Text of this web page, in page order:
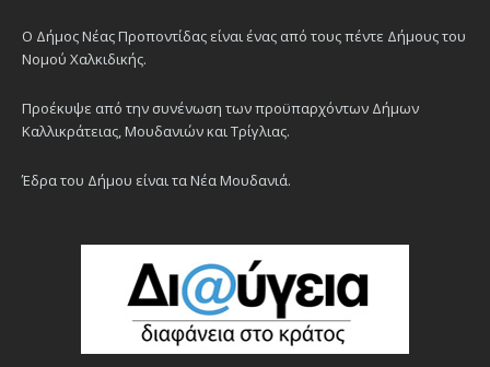
Ο Δήμος Νέας Προποντίδας είναι ένας από τους πέντε Δήμους του
Νομού Χαλκιδικής.
Προέκυψε από την συνένωση των προϋπαρχόντων Δήμων
Καλλικράτειας, Μουδανιών και Τρίγλιας.
Έδρα του Δήμου είναι τα Νέα Μουδανιά.